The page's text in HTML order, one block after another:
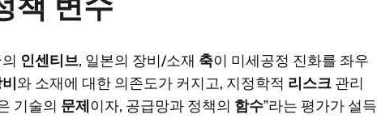
인센티브, 일본의 장비/소재 축이 미세공정 진화를 좌우
와 소재에 대한 의존도가 커지고, 지정학적 리스크 관리
기술의 문제이자, 공급망과 정책의 함수”라는 평가가 설득